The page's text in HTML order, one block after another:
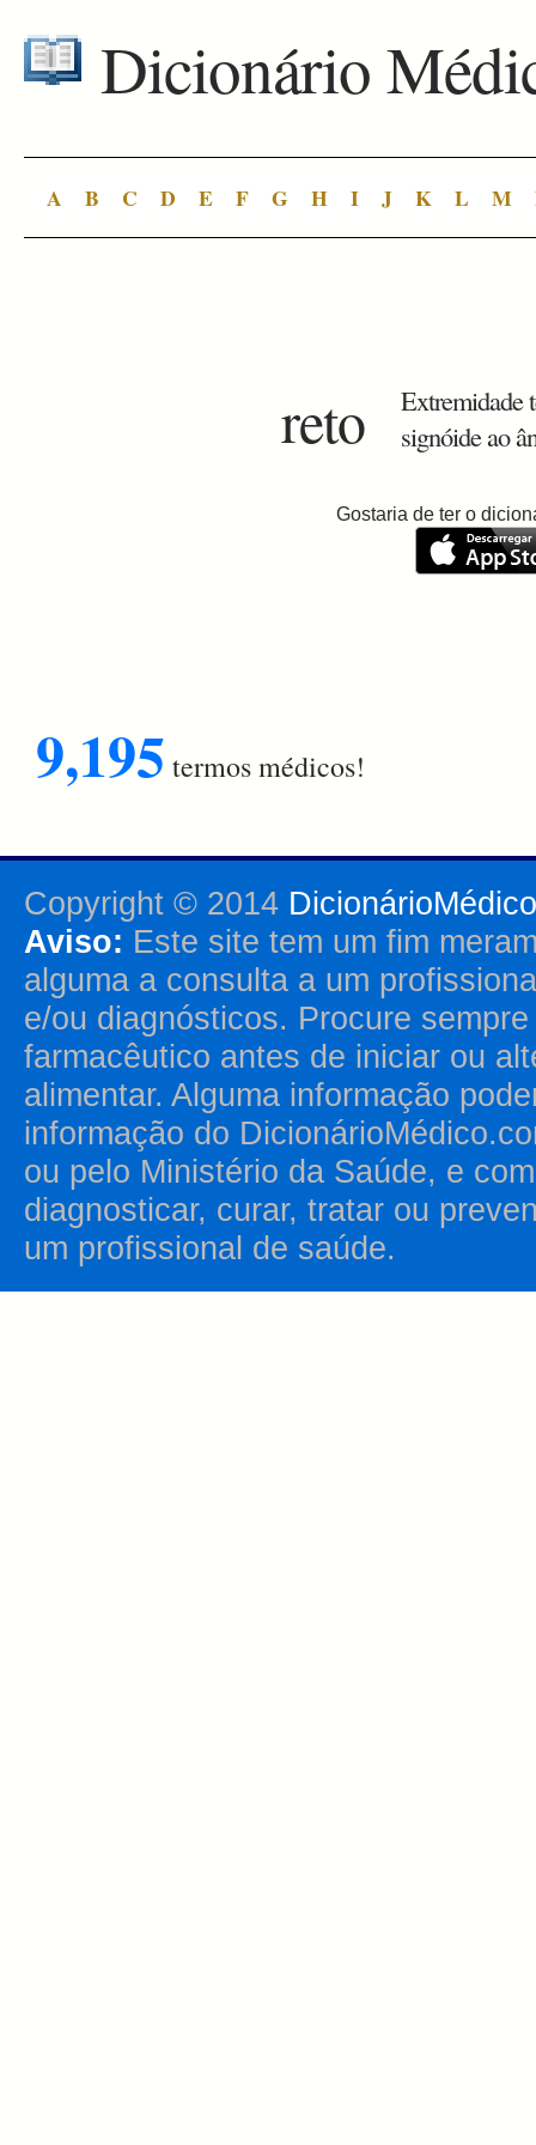
Dicionário
A B C D E F G H I J K L M
reto
Extremidade
signóide ao
Gostaria de ter o
9,195 termos médicos!
Copyright © 2014
Aviso: Este site tem um fim
alguma a consulta a um
e/ou diagnósticos. Procure
farmacêutico antes de iniciar ou
alimentar. Alguma informação
informação do
ou pelo Ministério da Saúde, e
diagnosticar, curar, tratar ou
um profissional de saúde.